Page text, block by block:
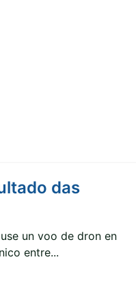
das
un voo de dron en
entre...